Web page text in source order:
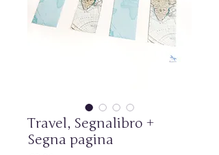
Travel, Segnalibro +
Segna pagina